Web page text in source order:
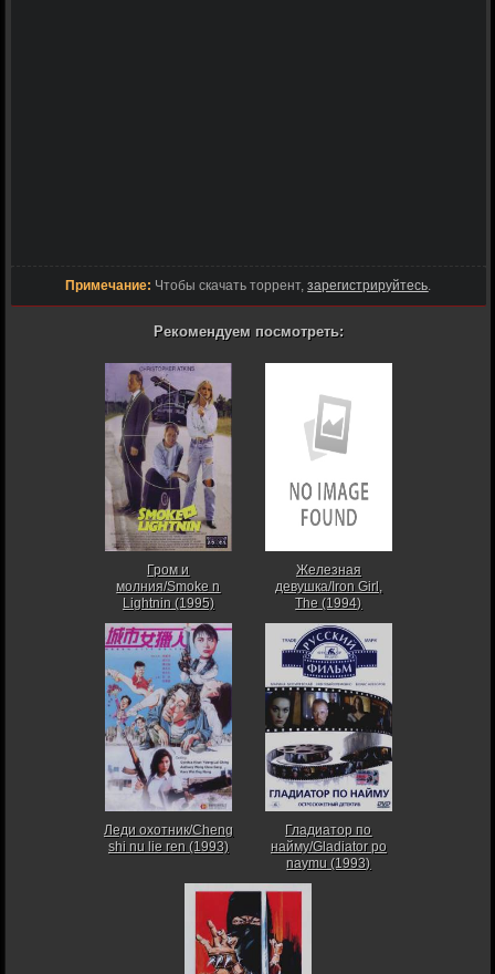
Примечание: Чтобы скачать торрент,зарегистрируйтесь
Рекомендуем посмотреть:
Гром и
молния/Smoke n
Lightnin (1995)
Железная
девушка/Iron Girl,
The (1994)
Леди охотник/Cheng
shi nu lie ren (1993)
Гладиатор по
найму/Gladiator po
naymu (1993)